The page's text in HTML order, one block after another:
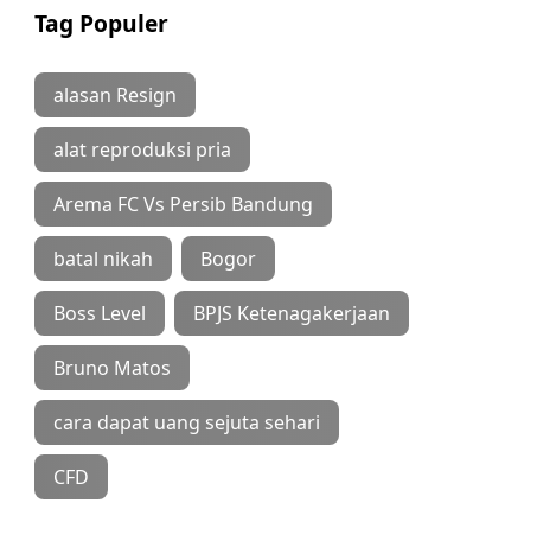
Tag Populer
alasan Resign
alat reproduksi pria
Arema FC Vs Persib Bandung
batal nikah Bogor
Boss Level BPJS Ketenagakerjaan
Bruno Matos
cara dapat uang sejuta sehari
CFD